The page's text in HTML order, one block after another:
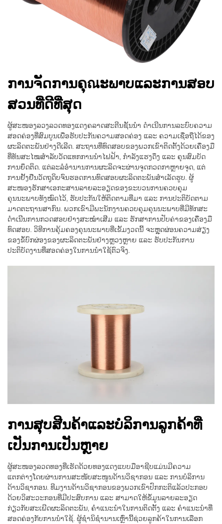
ການຈັດການຄຸณະພາບແລະການສອບ
ສວນທີ່ດີທີ່ສຸດ
ຜູ້ສະໜອງລວງລວດທອງແດງຄລາດສະຕີນຊັ້ນນຳ ດຳເນີນການລະບົບຄວາມ
ສອດຄ່ອງທີ່ສົມບູນເພື່ອຮັບປະກັນຄວາມສອດຄ່ອງ ແລະ ຄວາມເຊື່ອຖືໄດ້ຂອງ
ຜະລິດຕະພັນຢ່າງດີເລີດ. ສະຖານທີ່ທົດສອບຂອງພວກເຂົາຕິດຕັ້ງດ້ວຍເຄື່ອງມື
ທີ່ທັນສະໄໝສຳລັບວັດແທກການນຳໄຟຟ້າ, ກຳລັງແຮງດຶງ ແລະ ຄຸນສົມບັດ
ການຍຶດຕິດ. ແຕ່ລະລໍອຳນານການຜະລິດຈະຜ່ານຈຸດກວດກາຫຼາຍຈຸດ, ແຕ່
ການຢັ້ງຢືນວັດຖຸດິບຈົນຮອດການທົດສອບຜະລິດຕະພັນສຳເລັດຮູບ. ຜູ້
ສະໜອງຮັກສາເອກະສານລາຍລະອຽດຂອງຂະບວນການຄວບຄຸມ
ຄຸນນະພາບທັງໝົດໄວ້, ຮັບປະກັນໃຫ້ຕິດຕາມທີ່ມາ ແລະ ການປະຕິບັດຕາມ
ມາດຕະຖານສາກົນ. ພວກເຂົາມີພະນັກງານຄວບຄຸມຄຸນນະພາບທີ່ມີທັກສະ
ດຳເນີນການກວດສອບຢ່າງສະໝຳເສີມ ແລະ ຮັກສາການປັບຄ່າຂອງເຄື່ອງມື
ທົດສອບ. ວິທີການຄຸ້ມຄອງຄຸນນະພາບທີ່ເຂັ້ມງວດນີ້ ຈະຫຼຸດຜ່ອນຄວາມສ່ຽງ
ຂອງຂໍ້ບົກຜ່ອງຂອງຜະລິດຕະພັນຢ່າງຫຼວງຫຼາຍ ແລະ ຮັບປະກັນການ
ປະຕິບັດງານທີ່ສອດຄ່ອງໃນການນຳໃຊ້ຕົວຈິງ.
ການສຸບສີນຄ້າແລະບໍລິການລູກຄ້າທີ່
ເປັນການເປັນຫຼາຍ
ຜູ້ສະໜອງລວດທອງທີ່ເຮັດດ້ວຍທອງແດງແບບມືອາຊີບແມ່ນມີຄວາມ
ແຕກຕ່າງໂດຍຜ່ານການສະໜັບສະໜູນດ້ານວິຊາກອນ ແລະ ການບໍລິການ
ດ້ານວິຊາກອນ. ທີມງານດ້ານວິຊາກອນຂອງພວກເຂົາປົກກະຕິແລ້ວປະກອບ
ດ້ວຍວິສະວະກອນທີ່ມີປະສົບການ ແລະ ສາມາດໃຫ້ຂໍ້ມູນລາຍລະອຽດ
ກ່ຽວກັບສະເພີດຜະລິດຕະພັນ, ຄຳແນະນຳໃນການຕິດຕັ້ງ ແລະ ຄຳແນະນຳທີ່
ສອດຄ່ອງກັບການນຳໃຊ້. ຜູ້ຊຳນິຊຳນານເຫຼົ່ານີ້ຊ່ວຍລູກຄ້າໃນການເລືອກ